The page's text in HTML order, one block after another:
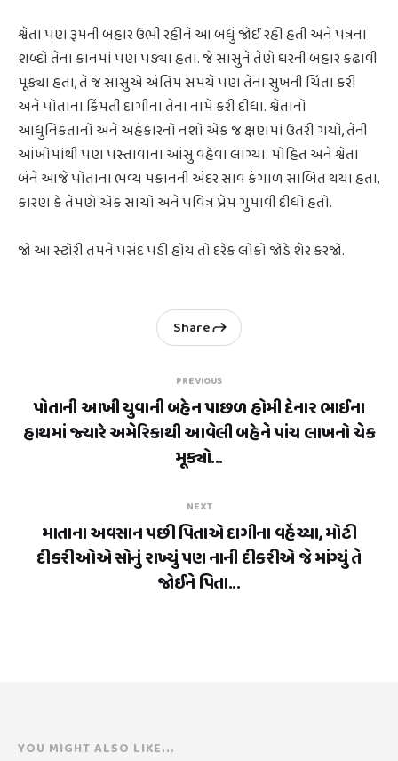
શ્વેતા પણ રૂમની બહાર ઉભી રહીને આ બધું જોઈ રહી હતી અને પત્રના
શબ્દો તેના કાનમાં પણ પડ્યા હતા. જે સાસુને તેણે ઘરની બહાર કઢાવી
મૂક્યા હતા, તે જ સાસુએ અંતિમ સમયે પણ તેના સુખની ચિંતા કરી
અને પોતાના કિંમતી દાગીના તેના નામે કરી દીધા. શ્વેતાનો
આધુનિકતાનો અને અહંકારનો નશો એક જ ક્ષણમાં ઉતરી ગયો, તેની
આંખોમાંથી પણ પસ્તાવાના આંસુ વહેવા લાગ્યા. મોહિત અને શ્વેતા
બંને આજે પોતાના ભવ્ય મકાનની અંદર સાવ કંગાળ સાબિત થયા હતા,
કારણ કે તેમણે એક સાચો અને પવિત્ર પ્રેમ ગુમાવી દીધો હતો.
જો આ સ્ટોરી તમને પસંદ પડી હોય તો દરેક લોકો જોડે શેર કરજો.
PREVIOUS
પોતાની આખી યુવાની બહેન પાછળ હોમી દેનાર ભાઈના
હાથમાં જ્યારે અમેરિકાથી આવેલી બહેને પાંચ લાખનો ચેક
મૂક્યો...
Share
NEXT
માતાના અવસાન પછી પિતાએ દાગીના વહેંચ્યા, મોટી
દીકરીઓએ સોનું રાખ્યું પણ નાની દીકરીએ જે માંગ્યું તે
જોઈને પિતા...
YOU MIGHT ALSO LIKE...